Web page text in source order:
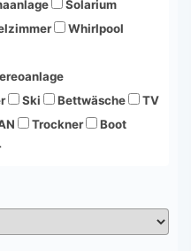
Solarium
Whirlpool
Ski Bettwäsche
TV
Trockner
Boot